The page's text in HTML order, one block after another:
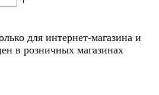
для интернет-магазина и
в розничных магазинах